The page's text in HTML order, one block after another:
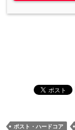
ポスト・ハードコア